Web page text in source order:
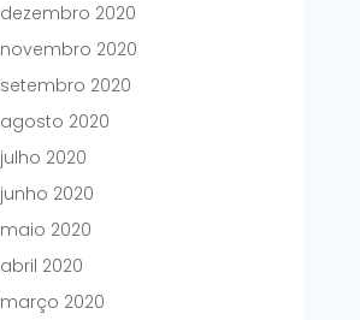
dezembro 2020
novembro 2020
setembro 2020
agosto 2020
julho 2020
junho 2020
maio 2020
abril 2020
março 2020